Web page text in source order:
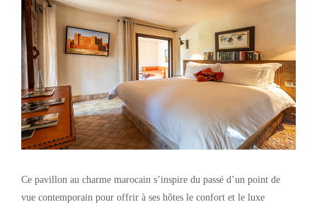
Ce pavillon au charme marocain s’inspire du passé d’un point de
vue contemporain pour offrir à ses hôtes le confort et le luxe